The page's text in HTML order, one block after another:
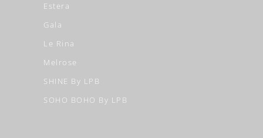
Estera
Gala
Le Rina
Melrose
SHINE By LPB
SOHO BOHO By LPB